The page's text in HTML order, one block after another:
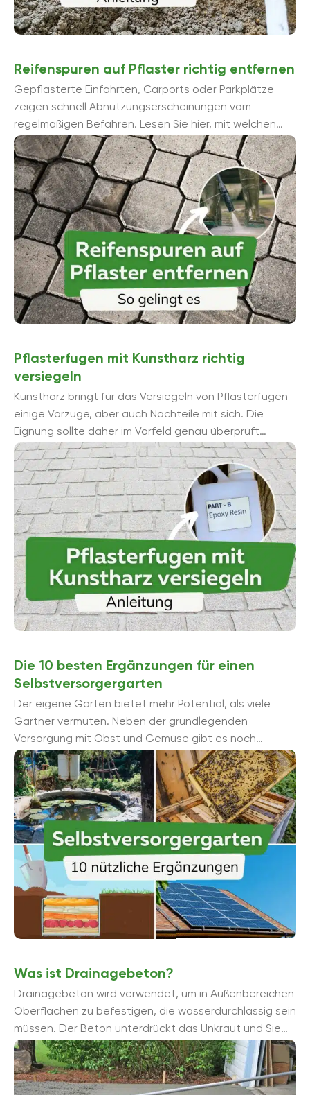
Reifenspuren auf Pflaster richtig entfernen
Gepflasterte Einfahrten, Carports oder Parkplätze
zeigen schnell Abnutzungserscheinungen vom
regelmäßigen Befahren. Lesen Sie hier, mit welchen
Mitteln und Methoden sich Reifenspuren auf Pflaster
richtig entfernen lassen.
Pflasterfugen mit Kunstharz richtig
versiegeln
Kunstharz bringt für das Versiegeln von Pflasterfugen
einige Vorzüge, aber auch Nachteile mit sich. Die
Eignung sollte daher im Vorfeld genau überprüft
werden, um potenzielle Problemen vorzubeugen ...
Die 10 besten Ergänzungen für einen
Selbstversorgergarten
Der eigene Garten bietet mehr Potential, als viele
Gärtner vermuten. Neben der grundlegenden
Versorgung mit Obst und Gemüse gibt es noch
weitere Einsatzmöglichkeiten. Wir stellen Ihnen 10
hervorragende ...
Was ist Drainagebeton?
Drainagebeton wird verwendet, um in Außenbereichen
Oberflächen zu befestigen, die wasserdurchlässig sein
müssen. Der Beton unterdrückt das Unkraut und Sie
können ihn beispielsweise zur ...